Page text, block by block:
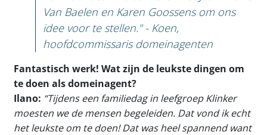
Van Baelen en Karen Goossens om ons
idee voor te stellen." - Koen,
hoofdcommissaris domeinagenten
Fantastisch werk! Wat zijn de leukste dingen om
te doen als domeinagent?
Ilano: “Tijdens een familiedag in leefgroep Klinker
moesten we de mensen begeleiden. Dat vond ik echt
het leukste om te doen! Dat was heel spannend want